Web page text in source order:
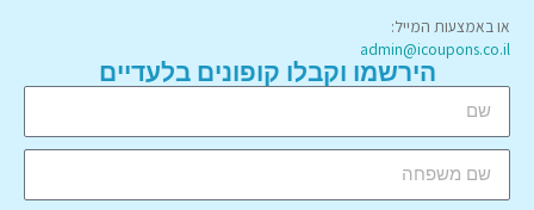
או באמצעות המייל:
admin@icoupons.co.il
הירשמו וקבלו קופונים בלעדיים